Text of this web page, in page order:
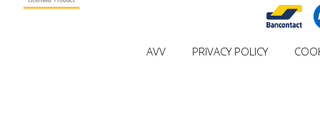
AVV PRIVACY POLICY